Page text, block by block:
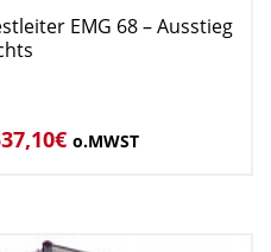
EMG 68 – Ausstieg
€ o.MWST